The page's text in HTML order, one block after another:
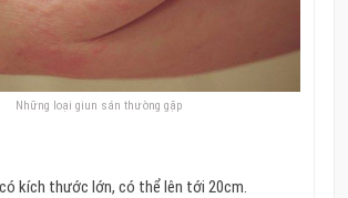
Những loại giun sán thường gặp
kích thước lớn, có thể lên tới 20cm.